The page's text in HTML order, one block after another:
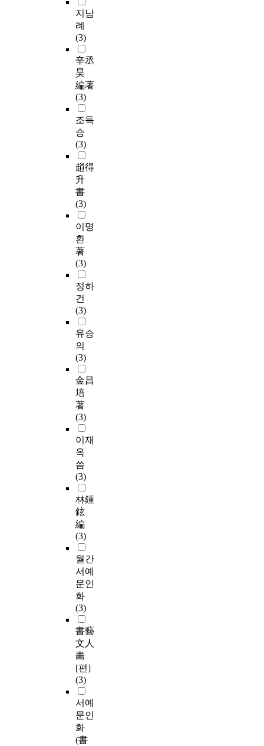
지남
례
(3)
辛丞
昊
編著
(3)
조득
승
(3)
趙得
升
書
(3)
이명
환
著
(3)
정하
건
(3)
유승
의
(3)
金昌
培
著
(3)
이재
옥
씀
(3)
林鍾
鉉
編
(3)
월간
서예
문인
화
(3)
書藝
文人
畵
[편]
(3)
서예
문인
화
(書